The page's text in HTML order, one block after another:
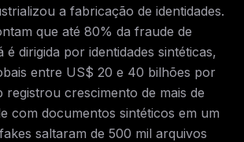
a fabricação de identidades.
que até 80% da fraude de
é dirigida por identidades sintéticas,
entre US$ 20 e 40 bilhões por
registrou crescimento de mais de
com documentos sintéticos em um
saltaram de 500 mil arquivos